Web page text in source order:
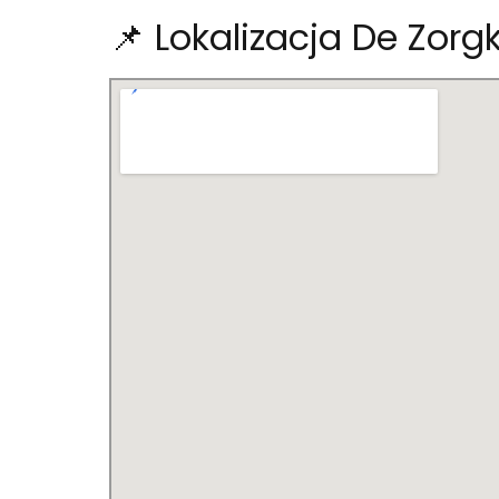
📌 Lokalizacja De